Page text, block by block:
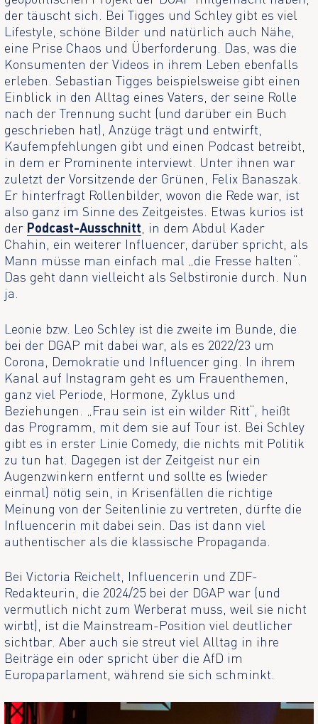
der täuscht sich. Bei Tigges und Schley gibt es viel
Lifestyle, schöne Bilder und natürlich auch Nähe,
eine Prise Chaos und Überforderung. Das, was die
Konsumenten der Videos in ihrem Leben ebenfalls
erleben. Sebastian Tigges beispielsweise gibt einen
Einblick in den Alltag eines Vaters, der seine Rolle
nach der Trennung sucht (und darüber ein Buch
geschrieben hat), Anzüge trägt und entwirft,
Kaufempfehlungen gibt und einen Podcast betreibt,
in dem er Prominente interviewt. Unter ihnen war
zuletzt der Vorsitzende der Grünen, Felix Banaszak.
Er hinterfragt Rollenbilder, wovon die Rede war, ist
also ganz im Sinne des Zeitgeistes. Etwas kurios ist
der Podcast-Ausschnitt , in dem Abdul Kader
Chahin, ein weiterer Influencer, darüber spricht, als
Mann müsse man einfach mal „die Fresse halten“.
Das geht dann vielleicht als Selbstironie durch. Nun
ja.
Leonie bzw. Leo Schley ist die zweite im Bunde, die
bei der DGAP mit dabei war, als es 2022/23 um
Corona, Demokratie und Influencer ging. In ihrem
Kanal auf Instagram geht es um Frauenthemen,
ganz viel Periode, Hormone, Zyklus und
Beziehungen. „Frau sein ist ein wilder Ritt“, heißt
das Programm, mit dem sie auf Tour ist. Bei Schley
gibt es in erster Linie Comedy, die nichts mit Politik
zu tun hat. Dagegen ist der Zeitgeist nur ein
Augenzwinkern entfernt und sollte es (wieder
einmal) nötig sein, in Krisenfällen die richtige
Meinung von der Seitenlinie zu vertreten, dürfte die
Influencerin mit dabei sein. Das ist dann viel
authentischer als die klassische Propaganda.
Bei Victoria Reichelt, Influencerin und ZDF-
Redakteurin, die 2024/25 bei der DGAP war (und
vermutlich nicht zum Werberat muss, weil sie nicht
wirbt), ist die Mainstream-Position viel deutlicher
sichtbar. Aber auch sie streut viel Alltag in ihre
Beiträge ein oder spricht über die AfD im
Europaparlament, während sie sich schminkt.